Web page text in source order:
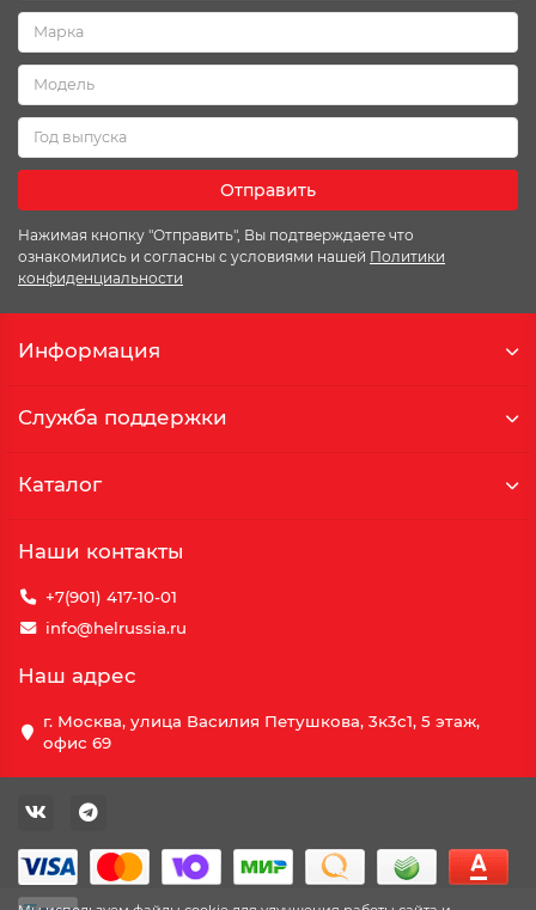
Отправить
Нажимая кнопку "Отправить", Вы подтверждаете что
ознакомились и согласны с условиями нашей Политики
конфиденциальности
Информация
Служба поддержки
Каталог
Наши контакты
+7(901) 417-10-01
info@helrussia.ru
Наш адрес
г. Москва, улица Василия Петушкова, 3к3c1, 5 этаж,
офис 69